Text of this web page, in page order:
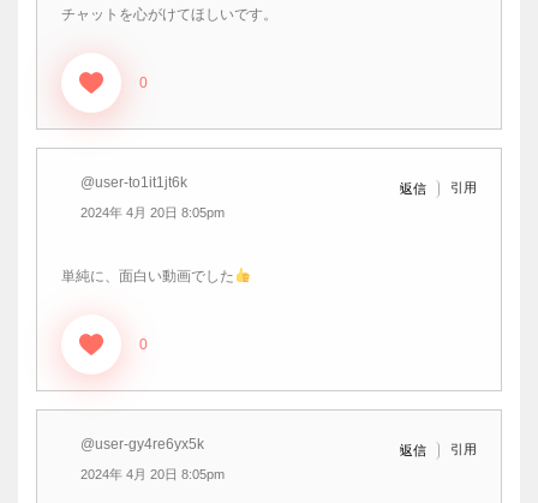
チャットを心がけてほしいです。
0
@user-to1it1jt6k
2024年 4月 20日 8:05pm
返信 引用
単純に、面白い動画でした
0
@user-gy4re6yx5k
2024年 4月 20日 8:05pm
返信 引用